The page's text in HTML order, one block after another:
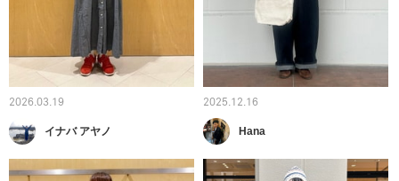
2026.03.19
イナバ アヤノ
2025.12.16
Hana